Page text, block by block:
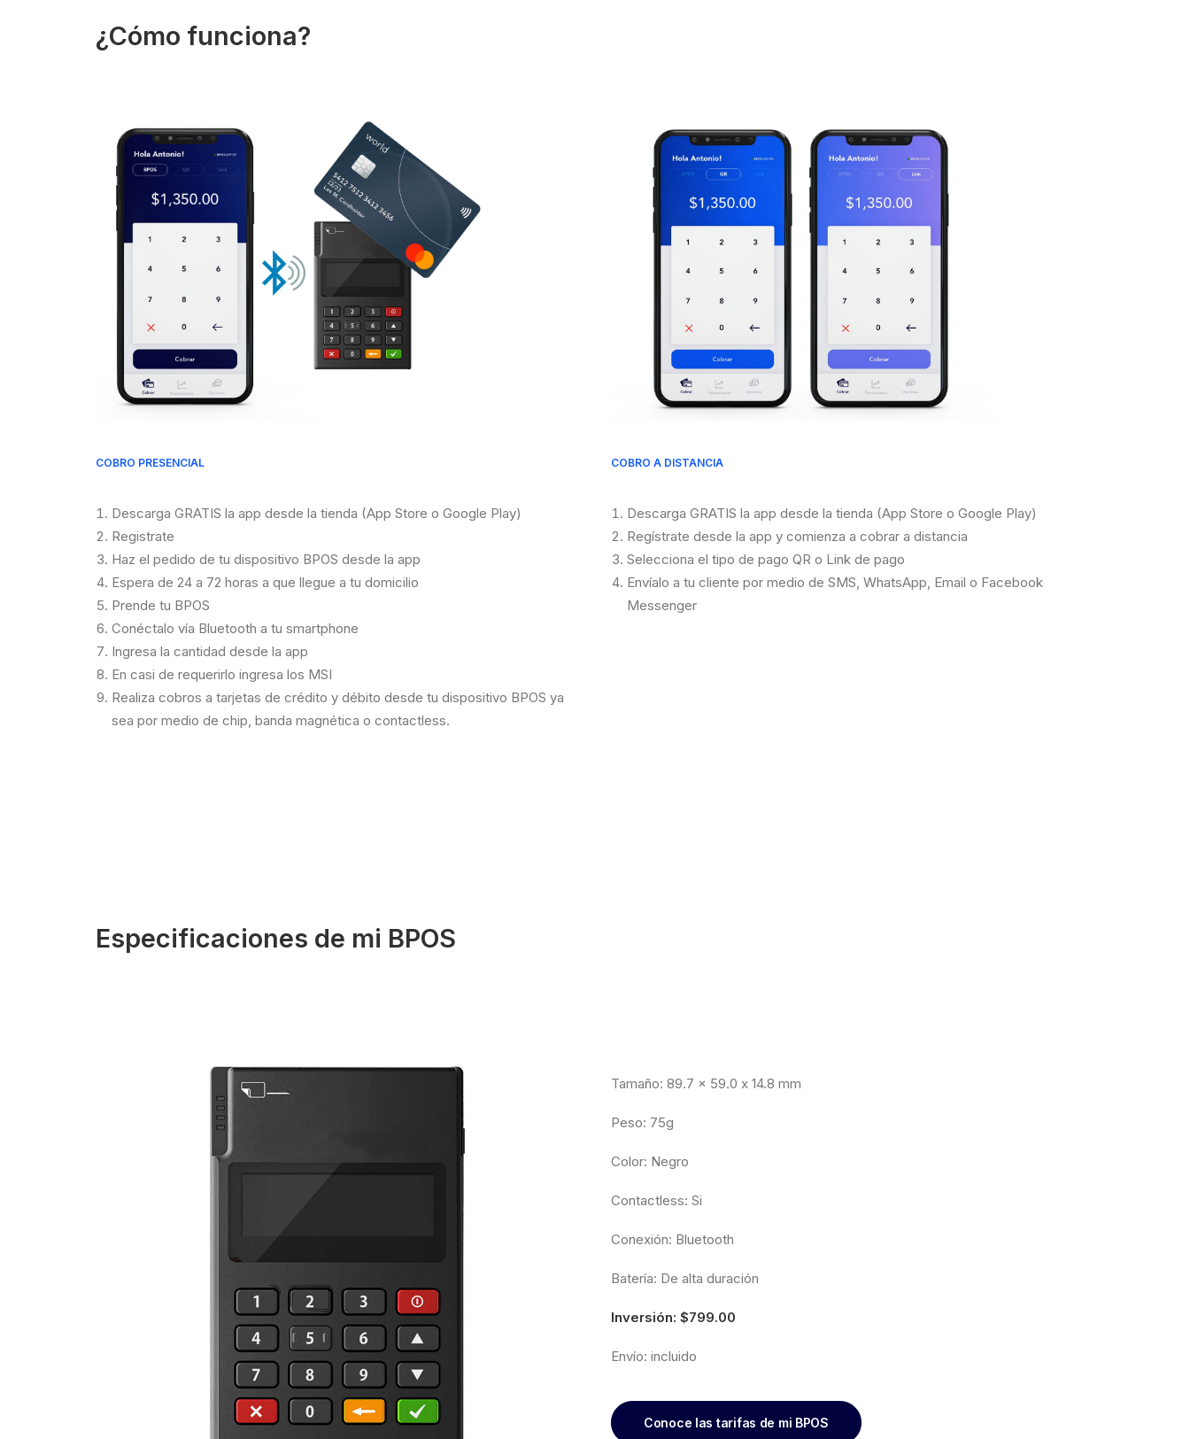
¿Cómo funciona?
COBRO PRESENCIAL
Descarga GRATIS la app desde la tienda (App Store o Google Play)
Registrate
Haz el pedido de tu dispositivo BPOS desde la app
Espera de 24 a 72 horas a que llegue a tu domicilio
Prende tu BPOS
Conéctalo vía Bluetooth a tu smartphone
Ingresa la cantidad desde la app
En casi de requerirlo ingresa los MSI
Realiza cobros a tarjetas de crédito y débito desde tu dispositivo BPOS ya
sea por medio de chip, banda magnética o contactless.
COBRO A DISTANCIA
Descarga GRATIS la app desde la tienda (App Store o Google Play)
Regístrate desde la app y comienza a cobrar a distancia
Selecciona el tipo de pago QR o Link de pago
Envíalo a tu cliente por medio de SMS, WhatsApp, Email o Facebook
Messenger
Especificaciones de mi BPOS
Tamaño: 89.7 x 59.0 x 14.8 mm
Peso: 75g
Color: Negro
Contactless: Si
Conexión: Bluetooth
Batería: De alta duración
Inversión: $799.00
Envío: incluido
Conoce las tarifas de mi BPOS